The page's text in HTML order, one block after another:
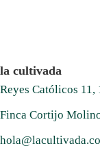
la cultivada
Reyes Católicos
Finca Cortijo